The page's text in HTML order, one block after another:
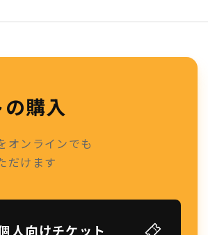
購入
オンラインでも
だけます
人向けチケット